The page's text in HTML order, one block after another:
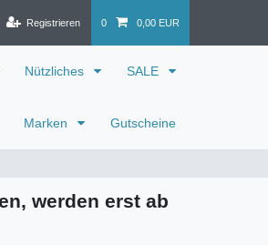
Registrieren 0 0,00 EUR
Nützliches SALE
Marken Gutscheine
werden erst ab